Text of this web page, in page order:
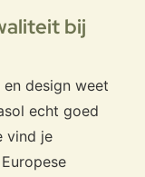
bij
design weet
echt goed
vind je